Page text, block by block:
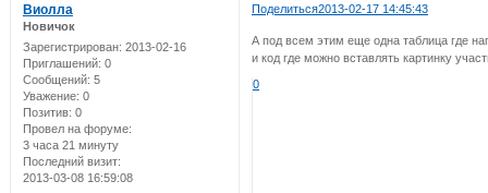
Поделиться2013-02-17 14:45:43
Виолла
Новичок
Зарегистрирован: 2013-02-16
Приглашений: 0
Сообщений: 5
Уважение: 0
Позитив: 0
Провел на форуме:
3 часа 21 минуту
Последний визит:
2013-03-08 16:59:08
А под всем этим еще одна таблица где
и код где можно вставлять картинку
0